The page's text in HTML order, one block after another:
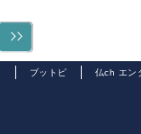
ブットピ 仏ch エン